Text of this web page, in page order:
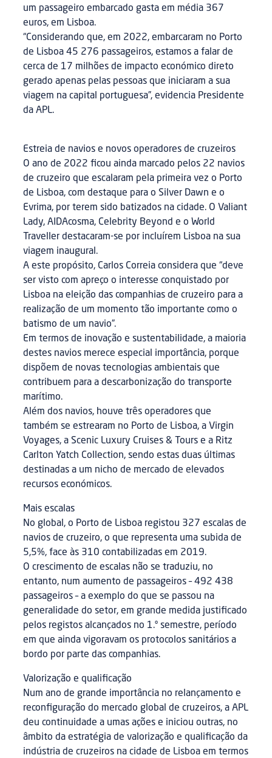
um passageiro embarcado gasta em média 367
euros, em Lisboa.
“Considerando que, em 2022, embarcaram no Porto
de Lisboa 45 276 passageiros, estamos a falar de
cerca de 17 milhões de impacto económico direto
gerado apenas pelas pessoas que iniciaram a sua
viagem na capital portuguesa”, evidencia Presidente
da APL.
Estreia de navios e novos operadores de cruzeiros
O ano de 2022 ficou ainda marcado pelos 22 navios
de cruzeiro que escalaram pela primeira vez o Porto
de Lisboa, com destaque para o Silver Dawn e o
Evrima, por terem sido batizados na cidade. O Valiant
Lady, AIDAcosma, Celebrity Beyond e o World
Traveller destacaram-se por incluírem Lisboa na sua
viagem inaugural.
A este propósito, Carlos Correia considera que “deve
ser visto com apreço o interesse conquistado por
Lisboa na eleição das companhias de cruzeiro para a
realização de um momento tão importante como o
batismo de um navio”.
Em termos de inovação e sustentabilidade, a maioria
destes navios merece especial importância, porque
dispõem de novas tecnologias ambientais que
contribuem para a descarbonização do transporte
marítimo.
Além dos navios, houve três operadores que
também se estrearam no Porto de Lisboa, a Virgin
Voyages, a Scenic Luxury Cruises & Tours e a Ritz
Carlton Yatch Collection, sendo estas duas últimas
destinadas a um nicho de mercado de elevados
recursos económicos.
Mais escalas
No global, o Porto de Lisboa registou 327 escalas de
navios de cruzeiro, o que representa uma subida de
5,5%, face às 310 contabilizadas em 2019.
O crescimento de escalas não se traduziu, no
entanto, num aumento de passageiros – 492 438
passageiros – a exemplo do que se passou na
generalidade do setor, em grande medida justificado
pelos registos alcançados no 1.º semestre, período
em que ainda vigoravam os protocolos sanitários a
bordo por parte das companhias.
Valorização e qualificação
Num ano de grande importância no relançamento e
reconfiguração do mercado global de cruzeiros, a APL
deu continuidade a umas ações e iniciou outras, no
âmbito da estratégia de valorização e qualificação da
indústria de cruzeiros na cidade de Lisboa em termos